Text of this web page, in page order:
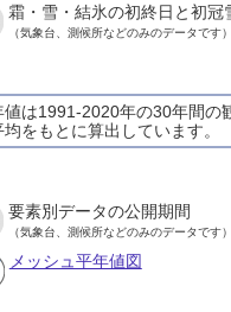
霜・雪・結氷の初終日と初冠
（気象台、測候所などのみのデータです）
値は1991-2020年の30年間の
均をもとに算出しています。
要素別データの公開期間
（気象台、測候所などのみのデータです）
メッシュ平年値図